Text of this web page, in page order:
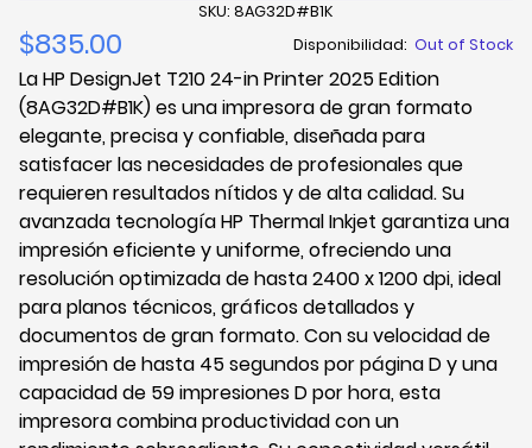
SKU: 8AG32D#B1K
$835.00 Disponibilidad: Out of Stock
La HP DesignJet T210 24-in Printer 2025 Edition
(8AG32D#B1K) es una impresora de gran formato
elegante, precisa y confiable, diseñada para
satisfacer las necesidades de profesionales que
requieren resultados nítidos y de alta calidad. Su
avanzada tecnología HP Thermal Inkjet garantiza una
impresión eficiente y uniforme, ofreciendo una
resolución optimizada de hasta 2400 x 1200 dpi, ideal
para planos técnicos, gráficos detallados y
documentos de gran formato. Con su velocidad de
impresión de hasta 45 segundos por página D y una
capacidad de 59 impresiones D por hora, esta
impresora combina productividad con un